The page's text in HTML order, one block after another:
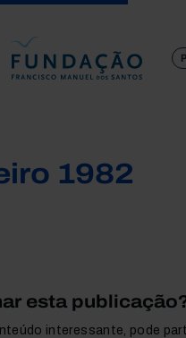
1982
esta
interessante, pode